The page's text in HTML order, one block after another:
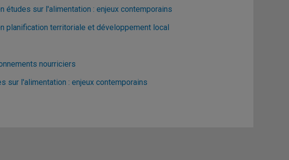
sur l'alimentation : enjeux contemporains
planification territoriale et développement local
nourriciers
sur l'alimentation : enjeux contemporains